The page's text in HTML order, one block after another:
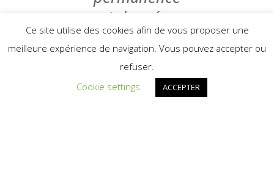
et de créer
une
guinguette
permanente….
.
Ce site utilise des cookies afin de vous proposer une
meilleure expérience de navigation. Vous pouvez accepter ou
refuser.
Cookie settings
ACCEPTER